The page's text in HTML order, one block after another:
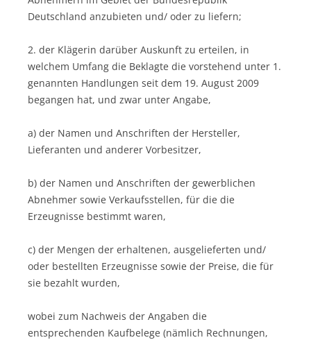
Deutschland anzubieten und/ oder zu liefern;
2. der Klägerin darüber Auskunft zu erteilen, in
welchem Umfang die Beklagte die vorstehend unter 1.
genannten Handlungen seit dem 19. August 2009
begangen hat, und zwar unter Angabe,
a) der Namen und Anschriften der Hersteller,
Lieferanten und anderer Vorbesitzer,
b) der Namen und Anschriften der gewerblichen
Abnehmer sowie Verkaufsstellen, für die die
Erzeugnisse bestimmt waren,
c) der Mengen der erhaltenen, ausgelieferten und/
oder bestellten Erzeugnisse sowie der Preise, die für
sie bezahlt wurden,
wobei zum Nachweis der Angaben die
entsprechenden Kaufbelege (nämlich Rechnungen,